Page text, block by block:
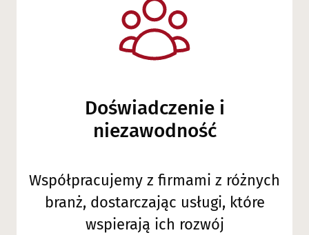
Doświadczenie i
niezawodność
Współpracujemy z firmami z różnych
branż, dostarczając usługi, które
wspierają ich rozwój